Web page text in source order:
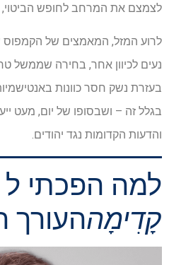
לצמצם את המרחב לחופש הביטוי,
לרוע המזל, המאמצים של הקמפוס
נעים לכיוון אחר, בחירה שממשל
בגלל זה – ושבסופו של יום, מעט
והדעות הקדומות נגד יהודים.
למה הפכתי ל
קָדִימָההעורך